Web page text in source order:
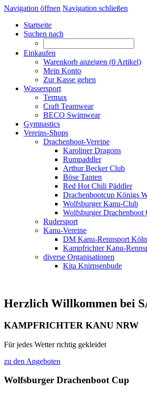
Navigation öffnen Navigation schließen
Startseite
Suchen nach
Einkaufen
Warenkorb anzeigen (0 Artikel)
Mein Konto
Zur Kasse gehen
Wassersport
Termax
Craft Teamwear
BECO Swimwear
Gymnastics
Vereins-Shops
Drachenboot-Vereine
Karoliner Dragons
Rumpaddler
Arthur Becker Club
Böse Tanten
Red Hot Chili Päddler
Drachenbootcup Königs
Wolfsburger Kanu-Club
Wolfsburger Drachenboot
Rudersport
Kanu-Vereine
DM Kanu-Rennsport
Kampfrichter Kanu-
diverse Organisationen
Kita Knirpsenbude
Herzlich Willkommen bei
KAMPFRICHTER KANU NRW
Für jedes Wetter richtig gekleidet
zu den Angeboten
Wolfsburger Drachenboot Cup